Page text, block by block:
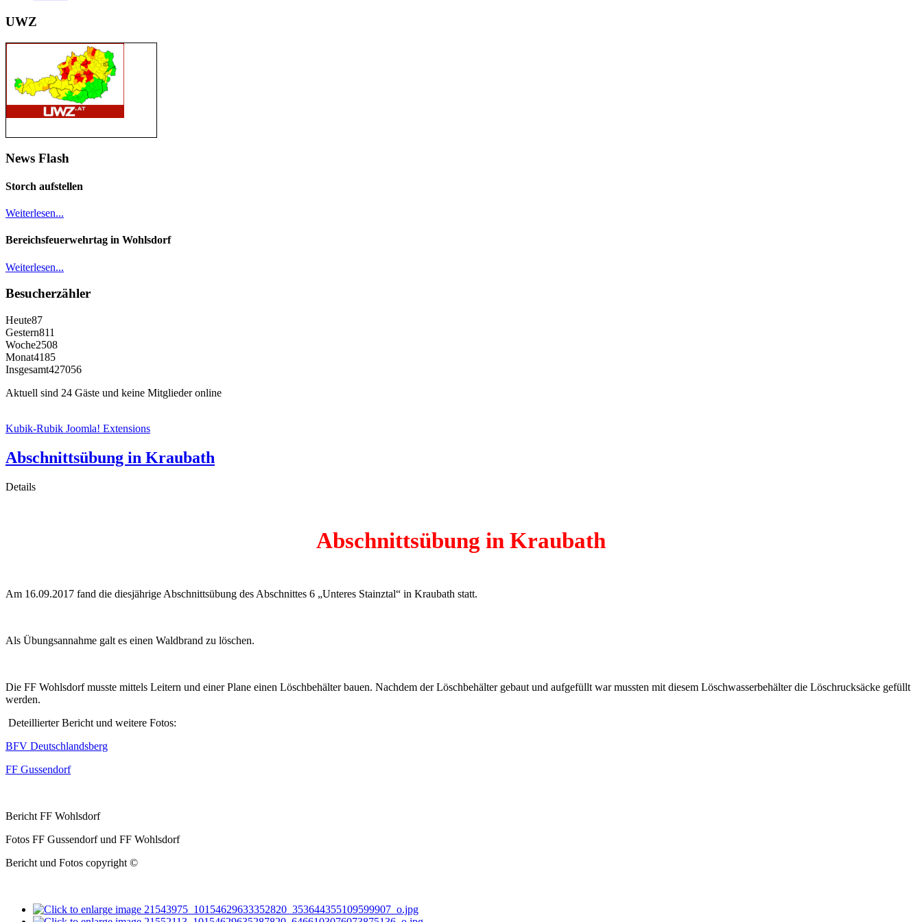
UWZ
News Flash
Storch aufstellen
Weiterlesen...
Bereichsfeuerwehrtag in Wohlsdorf
Weiterlesen...
Besucherzähler
Heute87
Gestern811
Woche2508
Monat4185
Insgesamt427056
Aktuell sind 24 Gäste und keine Mitglieder online
Kubik-Rubik Joomla! Extensions
Abschnittsübung in Kraubath
Details
Abschnittsübung in Kraubath
Am 16.09.2017 fand die diesjährige Abschnittsübung des Abschnittes 6 „Unteres Stainztal“ in Kraubath statt.
Als Übungsannahme galt es einen Waldbrand zu löschen.
Die FF Wohlsdorf musste mittels Leitern und einer Plane einen Löschbehälter bauen. Nachdem der Löschbehälter gebaut und aufgefüllt war mussten mit diesem Löschwasserbehälter die Löschrucksäcke gefüllt
werden.
Deteillierter Bericht und weitere Fotos:
BFV Deutschlandsberg
FF Gussendorf
Bericht FF Wohlsdorf
Fotos FF Gussendorf und FF Wohlsdorf
Bericht und Fotos copyright ©